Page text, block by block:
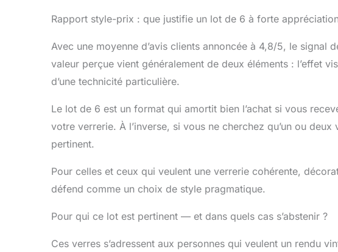
Rapport style-prix : que justifie un lot de 6 à forte
Avec une moyenne d’avis clients annoncée à 4,8/5, le signal
valeur perçue vient généralement de deux éléments : l’effet
d’une technicité particulière.
Le lot de 6 est un format qui amortit bien l’achat si vous
votre verrerie. À l’inverse, si vous ne cherchez qu’un ou
pertinent.
Pour celles et ceux qui veulent une verrerie cohérente,
défend comme un choix de style pragmatique.
Pour qui ce lot est pertinent — et dans quels cas s’abstenir ?
Ces verres s’adressent aux personnes qui veulent un rendu